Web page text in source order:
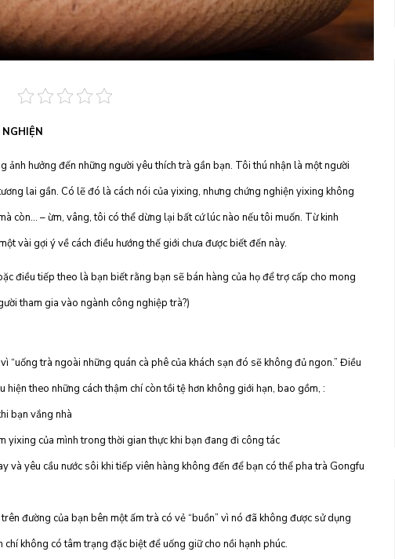
hưởng đến những người yêu thích trà gần bạn. Tôi thú nhận là một người
lai gần. Có lẽ đó là cách nói của yixing, nhưng chứng nghiện yixing không
còn… – ừm, vâng, tôi có thể dừng lại bất cứ lúc nào nếu tôi muốn. Từ kinh
vài gợi ý về cách điều hướng thế giới chưa được biết đến này.
điều tiếp theo là bạn biết rằng bạn sẽ bán hàng của họ để trợ cấp cho mong
tham gia vào ngành công nghiệp trà?)
trà ngoài những quán cà phê của khách sạn đó sẽ không đủ ngon.” Điều
theo những cách thậm chí còn tồi tệ hơn không giới hạn, bao gồm, :
bạn vắng nhà
của mình trong thời gian thực khi bạn đang đi công tác
và yêu cầu nước sôi khi tiếp viên hàng không đến để bạn có thể pha trà Gongfu
đường của bạn bên một ấm trà có vẻ “buồn” vì nó đã không được sử dụng
không có tâm trạng đặc biệt để uống giữ cho nồi hạnh phúc.